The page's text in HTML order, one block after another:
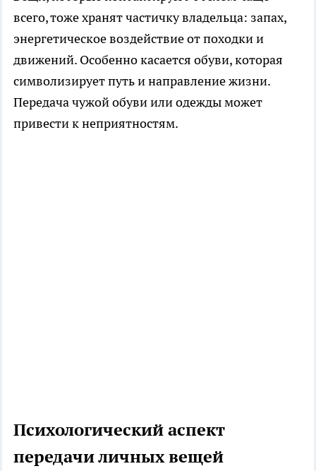
всего, тоже хранят частичку владельца: запах,
энергетическое воздействие от походки и
движений. Особенно касается обуви, которая
символизирует путь и направление жизни.
Передача чужой обуви или одежды может
привести к неприятностям.
Психологический аспект
передачи личных вещей